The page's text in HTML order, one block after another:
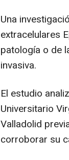
Una
extracelulares
patología o de
invasiva.
El estudio
Universitario
Valladolid
corroborar su